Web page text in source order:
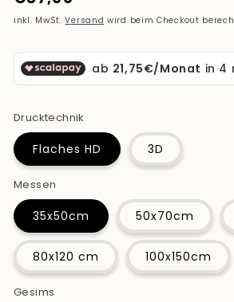
Preis
inkl. MwSt.Versand wird beim Checkout
Drucktechnik
Flaches HD 3D
Messen
35x50cm 50x70cm
80x120 cm 100x150cm
Gesims